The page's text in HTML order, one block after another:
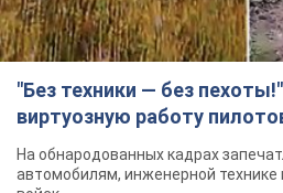
"Без техники — без
виртуозную работу
На обнародованных кадрах
автомобилям, инженерной технике